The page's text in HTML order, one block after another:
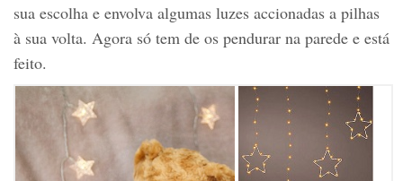
sua escolha e envolva algumas luzes accionadas a pilhas
à sua volta. Agora só tem de os pendurar na parede e está
feito.